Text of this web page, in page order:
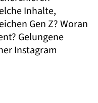
Inhalte,
Gen Z? Woran
Gelungene
Instagram